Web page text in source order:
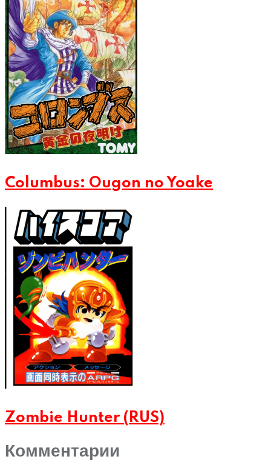
Columbus: Ougon no Yoake
Zombie Hunter (RUS)
Комментарии